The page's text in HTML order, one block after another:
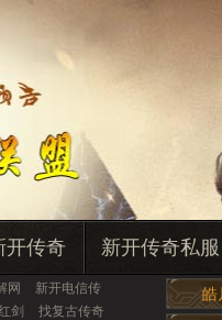
开传奇 新开传奇私服
网
新开电信传
剑
找复古传奇
皓